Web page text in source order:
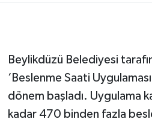
Beylikdüzü Belediyesi
‘Beslenme Saati
dönem başladı. Uygulama
kadar 470 binden fazla